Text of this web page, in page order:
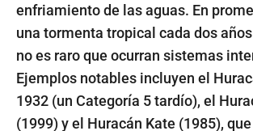
enfriamiento de las aguas. En
una tormenta tropical cada dos
no es raro que ocurran sistemas
Ejemplos notables incluyen el
1932 (un Categoría 5 tardío), el
(1999) y el Huracán Kate (1985),